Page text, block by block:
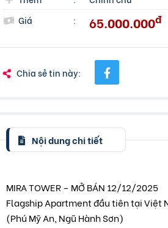
Giá
: 65.000.000đ
Chia sẻ tin này:
Nội dung chi tiết
MIRA TOWER – MỞ BÁN 12/12/2025
Flagship Apartment đầu tiên tại Việt
(Phú Mỹ An, Ngũ Hành Sơn)